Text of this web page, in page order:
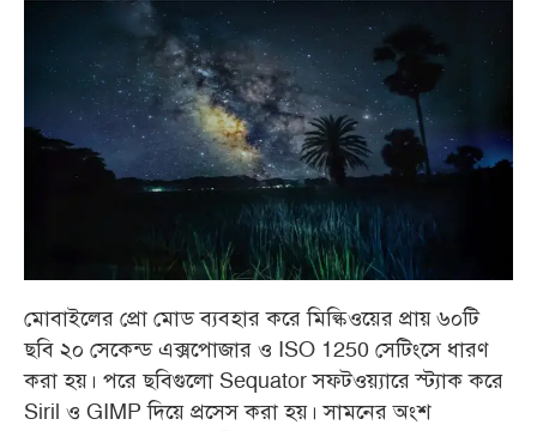
মোবাইলের প্রো মোড ব্যবহার করে মিল্কিওয়ের প্রায় ৬০টি
ছবি ২০ সেকেন্ড এক্সপোজার ও ISO 1250 সেটিংসে ধারণ
করা হয়। পরে ছবিগুলো Sequator সফটওয়্যারে স্ট্যাক করে
Siril ও GIMP দিয়ে প্রসেস করা হয়। সামনের অংশ